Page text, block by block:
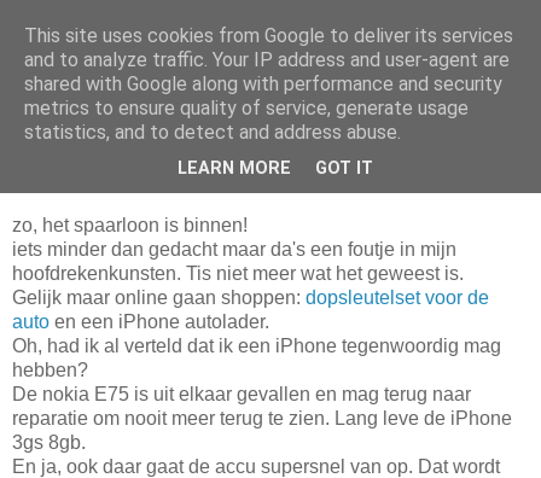
Da_Blog
You don't put a bumpersticker on a Bentley
vrijdag, september 24, 2010
zo, het spaarloon is binnen!
iets minder dan gedacht maar da's een foutje in mijn
hoofdrekenkunsten. Tis niet meer wat het geweest is.
Gelijk maar online gaan shoppen: dopsleutelset voor de
auto en een iPhone autolader.
Oh, had ik al verteld dat ik een iPhone tegenwoordig mag
hebben?
De nokia E75 is uit elkaar gevallen en mag terug naar
reparatie om nooit meer terug te zien. Lang leve de iPhone
3gs 8gb.
En ja, ook daar gaat de accu supersnel van op. Dat wordt
This site uses cookies from Google to deliver its services
and to analyze traffic. Your IP address and user-agent are
shared with Google along with performance and security
metrics to ensure quality of service, generate usage
statistics, and to detect and address abuse.
LEARN MORE GOT IT